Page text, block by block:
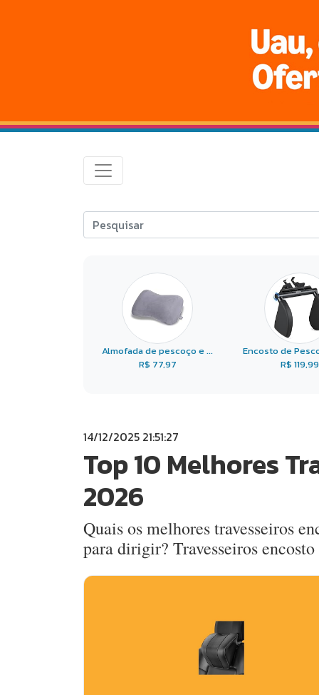
Almofada de pescoço e ...
R$ 77,97
Encosto de
R$ 119,99
14/12/2025 21:51:27
Top 10 Melhores
2026
Quais os melhores travesseiros
para dirigir? Travesseiros